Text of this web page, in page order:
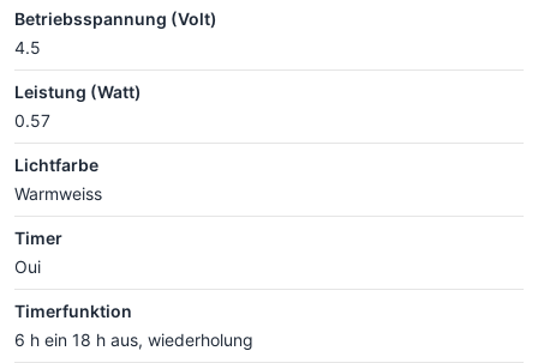
Betriebsspannung (Volt)
4.5
Leistung (Watt)
0.57
Lichtfarbe
Warmweiss
Timer
Oui
Timerfunktion
6 h ein 18 h aus, wiederholung